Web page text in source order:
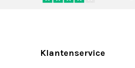
Klantenservice